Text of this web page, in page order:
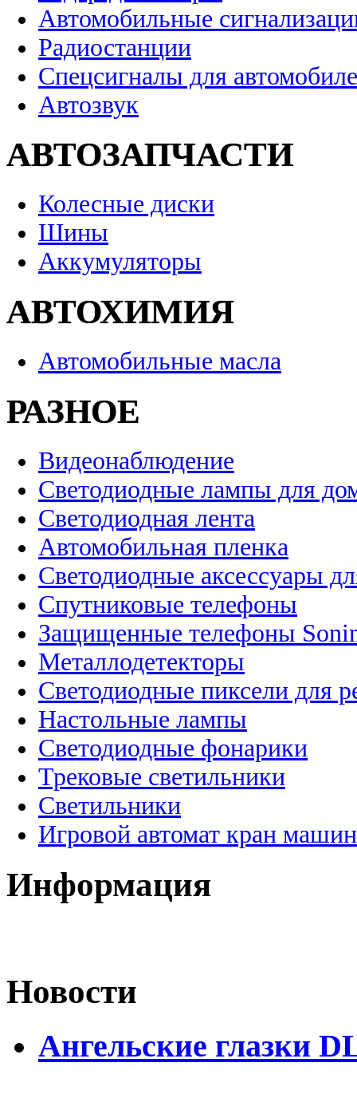
Автомобильные
Радиостанции
Спецсигналы для
Автозвук
АВТОЗАПЧАСТИ
Колесные диски
Шины
Аккумуляторы
АВТОХИМИЯ
Автомобильные масла
РАЗНОЕ
Видеонаблюдение
Светодиодные лампы для
Светодиодная лента
Автомобильная пленка
Светодиодные аксессуары
Спутниковые телефоны
Защищенные телефоны
Металлодетекторы
Светодиодные пиксели для
Настольные лампы
Светодиодные фонарики
Трековые светильники
Светильники
Игровой автомат кран
Информация
Новости
Ангельские глазки